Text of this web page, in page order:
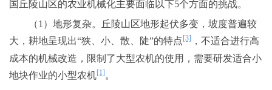
国丘陵山区的农业机械化主要面临以下5个方面的挑战。
（1）地形复杂。丘陵山区地形起伏多变，坡度普遍较
大，耕地呈现出“狭、小、散、陡”的特点 [3]
，不适合进行高
成本的机械改造，限制了大型农机的使用，需要研发适合小
地块作业的小型农机[1] 。